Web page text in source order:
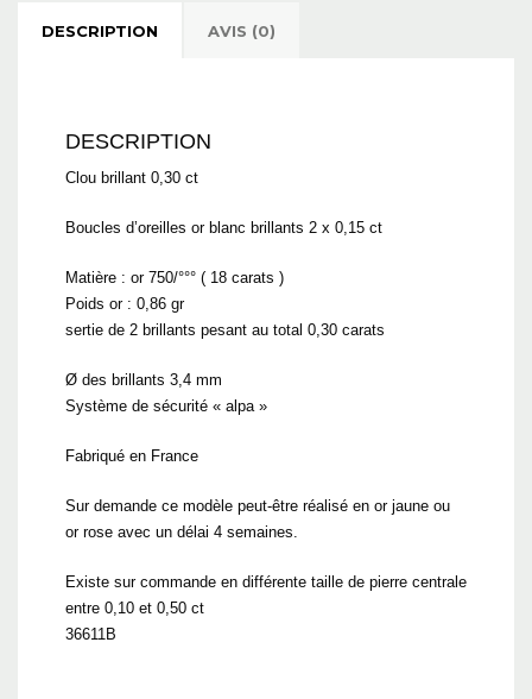
DESCRIPTION AVIS (0)
DESCRIPTION
Clou brillant 0,30 ct
Boucles d’oreilles or blanc brillants 2 x 0,15 ct
Matière : or 750/°°° ( 18 carats )
Poids or : 0,86 gr
sertie de 2 brillants pesant au total 0,30 carats
Ø des brillants 3,4 mm
Système de sécurité « alpa »
Fabriqué en France
Sur demande ce modèle peut-être réalisé en or jaune ou
or rose avec un délai 4 semaines.
Existe sur commande en différente taille de pierre centrale
entre 0,10 et 0,50 ct
36611B